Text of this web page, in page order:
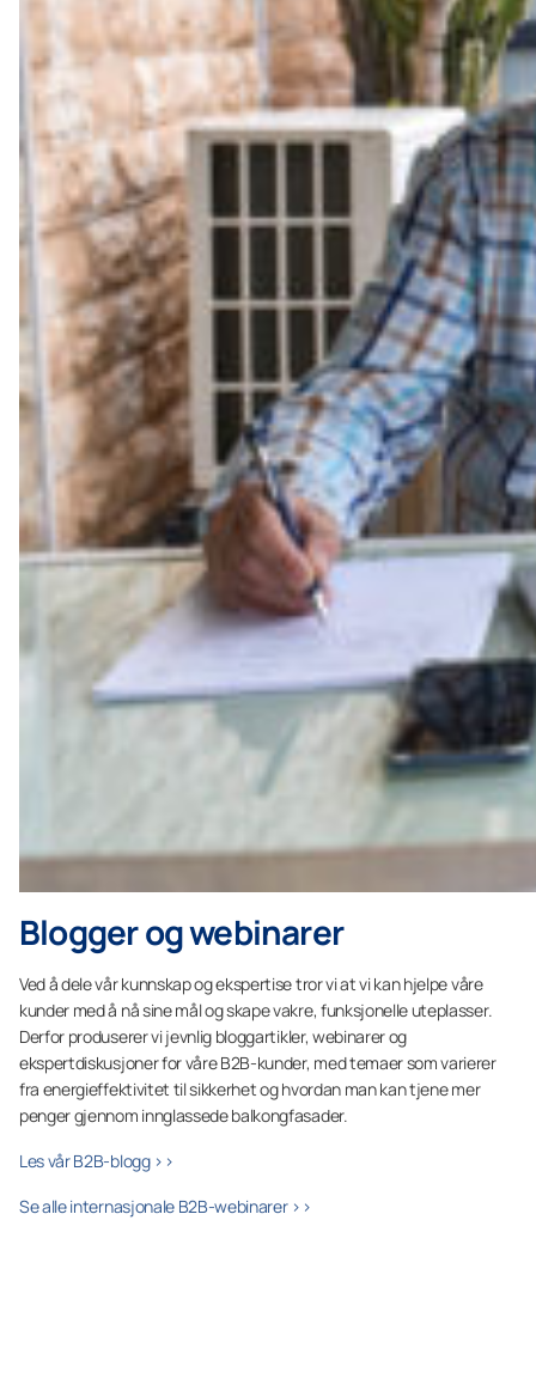
Blogger og webinarer
Ved å dele vår kunnskap og ekspertise tror vi at vi kan hjelpe våre
kunder med å nå sine mål og skape vakre, funksjonelle uteplasser.
Derfor produserer vi jevnlig bloggartikler, webinarer og
ekspertdiskusjoner for våre B2B-kunder, med temaer som varierer
fra energieffektivitet til sikkerhet og hvordan man kan tjene mer
penger gjennom innglassede balkongfasader.
Les vår B2B-blogg >>
Se alle internasjonale B2B-webinarer >>